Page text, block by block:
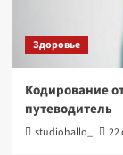
Здоровье
Кодирование
путеводитель
studiohallo_ 22